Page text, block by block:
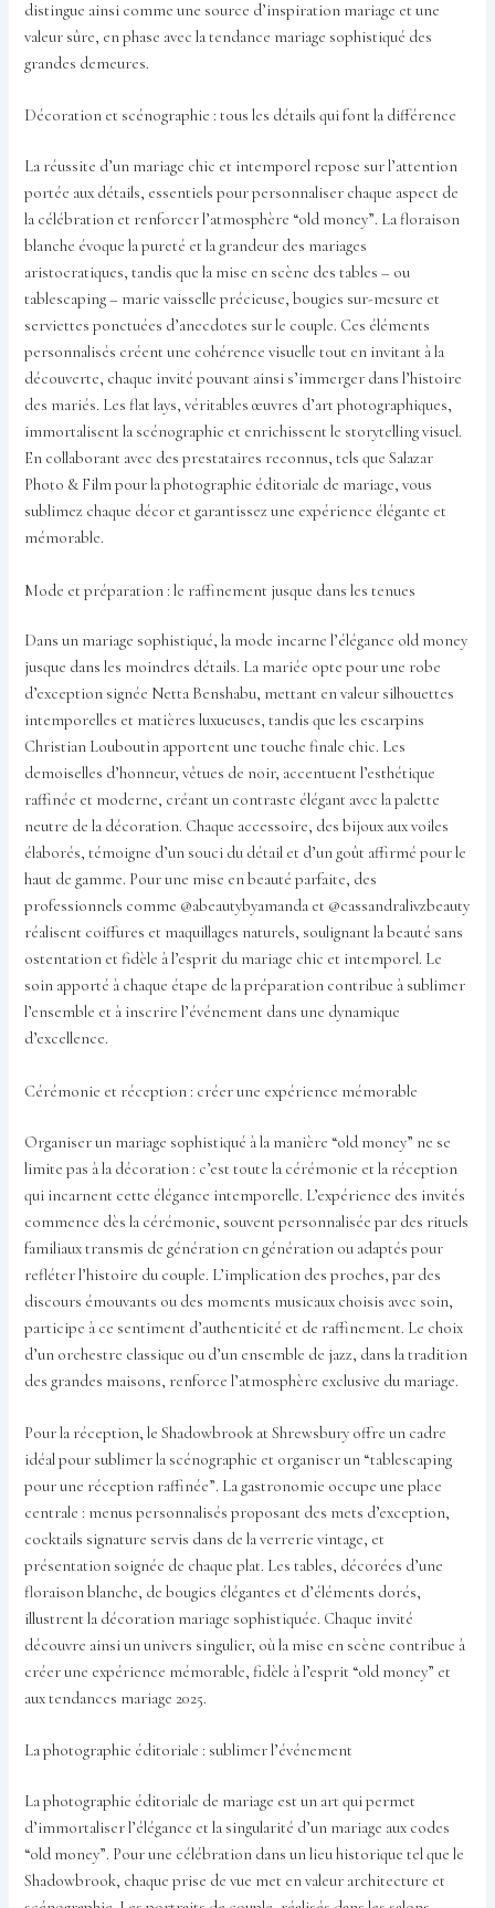
distingue ainsi comme une source d’inspiration mariage et une
valeur sûre, en phase avec la tendance mariage sophistiqué des
grandes demeures.
Décoration et scénographie : tous les détails qui font la différence
La réussite d’un mariage chic et intemporel repose sur l’attention
portée aux détails, essentiels pour personnaliser chaque aspect de
la célébration et renforcer l’atmosphère “old money”. La floraison
blanche évoque la pureté et la grandeur des mariages
aristocratiques, tandis que la mise en scène des tables – ou
tablescaping – marie vaisselle précieuse, bougies sur-mesure et
serviettes ponctuées d’anecdotes sur le couple. Ces éléments
personnalisés créent une cohérence visuelle tout en invitant à la
découverte, chaque invité pouvant ainsi s’immerger dans l’histoire
des mariés. Les flat lays, véritables œuvres d’art photographiques,
immortalisent la scénographie et enrichissent le storytelling visuel.
En collaborant avec des prestataires reconnus, tels que Salazar
Photo & Film pour la photographie éditoriale de mariage, vous
sublimez chaque décor et garantissez une expérience élégante et
mémorable.
Mode et préparation : le raffinement jusque dans les tenues
Dans un mariage sophistiqué, la mode incarne l’élégance old money
jusque dans les moindres détails. La mariée opte pour une robe
d’exception signée Netta Benshabu, mettant en valeur silhouettes
intemporelles et matières luxueuses, tandis que les escarpins
Christian Louboutin apportent une touche finale chic. Les
demoiselles d’honneur, vêtues de noir, accentuent l’esthétique
raffinée et moderne, créant un contraste élégant avec la palette
neutre de la décoration. Chaque accessoire, des bijoux aux voiles
élaborés, témoigne d’un souci du détail et d’un goût affirmé pour le
haut de gamme. Pour une mise en beauté parfaite, des
professionnels comme @abeautybyamanda et @cassandralivzbeauty
réalisent coiffures et maquillages naturels, soulignant la beauté sans
ostentation et fidèle à l’esprit du mariage chic et intemporel. Le
soin apporté à chaque étape de la préparation contribue à sublimer
l’ensemble et à inscrire l’événement dans une dynamique
d’excellence.
Cérémonie et réception : créer une expérience mémorable
Organiser un mariage sophistiqué à la manière “old money” ne se
limite pas à la décoration : c’est toute la cérémonie et la réception
qui incarnent cette élégance intemporelle. L’expérience des invités
commence dès la cérémonie, souvent personnalisée par des rituels
familiaux transmis de génération en génération ou adaptés pour
refléter l’histoire du couple. L’implication des proches, par des
discours émouvants ou des moments musicaux choisis avec soin,
participe à ce sentiment d’authenticité et de raffinement. Le choix
d’un orchestre classique ou d’un ensemble de jazz, dans la tradition
des grandes maisons, renforce l’atmosphère exclusive du mariage.
Pour la réception, le Shadowbrook at Shrewsbury offre un cadre
idéal pour sublimer la scénographie et organiser un “tablescaping
pour une réception raffinée”. La gastronomie occupe une place
centrale : menus personnalisés proposant des mets d’exception,
cocktails signature servis dans de la verrerie vintage, et
présentation soignée de chaque plat. Les tables, décorées d’une
floraison blanche, de bougies élégantes et d’éléments dorés,
illustrent la décoration mariage sophistiquée. Chaque invité
découvre ainsi un univers singulier, où la mise en scène contribue à
créer une expérience mémorable, fidèle à l’esprit “old money” et
aux tendances mariage 2025.
La photographie éditoriale : sublimer l’événement
La photographie éditoriale de mariage est un art qui permet
d’immortaliser l’élégance et la singularité d’un mariage aux codes
“old money”. Pour une célébration dans un lieu historique tel que le
Shadowbrook, chaque prise de vue met en valeur architecture et